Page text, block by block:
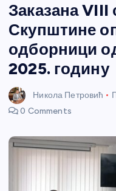
Заказана VIII
Скупштине
одборници
2025. годину
Никола Петровић
0 Comments